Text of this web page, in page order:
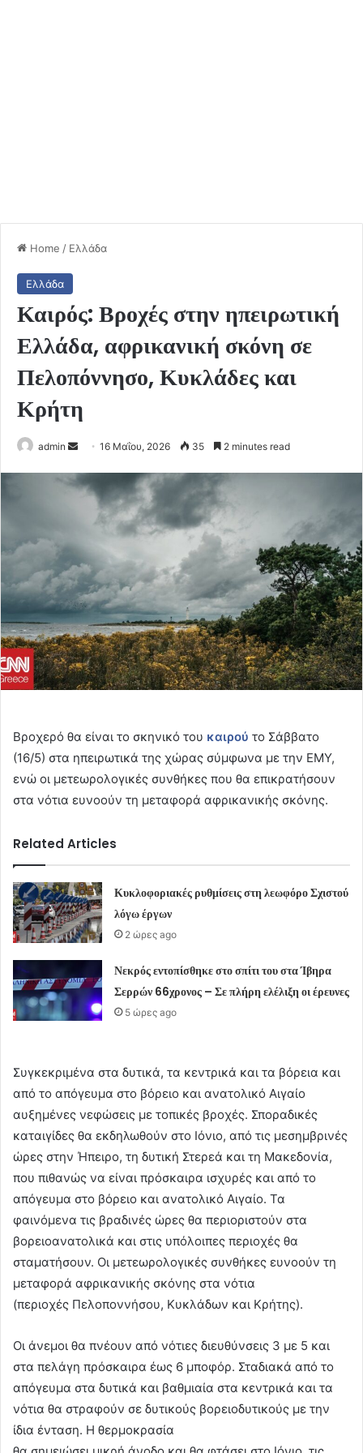
Home / Ελλάδα
Ελλάδα
Καιρός: Βροχές στην ηπειρωτική
Ελλάδα, αφρικανική σκόνη σε
Πελοπόννησο, Κυκλάδες και
Κρήτη
admin
Send
email
16 Μαΐου, 2026 35 2 minutes read
Βροχερό θα είναι το σκηνικό του καιρού το Σάββατο
(16/5) στα ηπειρωτικά της χώρας σύμφωνα με την ΕΜΥ,
ενώ οι μετεωρολογικές συνθήκες που θα επικρατήσουν
στα νότια ευνοούν τη μεταφορά αφρικανικής σκόνης.
Related Articles
Κυκλοφοριακές ρυθμίσεις στη λεωφόρο Σχιστού
λόγω έργων
2 ώρες ago
Νεκρός εντοπίσθηκε στο σπίτι του στα Ίβηρα
Σερρών 66χρονος – Σε πλήρη ελέλιξη οι έρευνες
5 ώρες ago
Συγκεκριμένα στα δυτικά, τα κεντρικά και τα βόρεια και
από το απόγευμα στο βόρειο και ανατολικό Αιγαίο
αυξημένες νεφώσεις με τοπικές βροχές. Σποραδικές
καταιγίδες θα εκδηλωθούν στο Ιόνιο, από τις μεσημβρινές
ώρες στην Ήπειρο, τη δυτική Στερεά και τη Μακεδονία,
που πιθανώς να είναι πρόσκαιρα ισχυρές και από το
απόγευμα στο βόρειο και ανατολικό Αιγαίο. Τα
φαινόμενα τις βραδινές ώρες θα περιοριστούν στα
βορειοανατολικά και στις υπόλοιπες περιοχές θα
σταματήσουν. Οι μετεωρολογικές συνθήκες ευνοούν τη
μεταφορά αφρικανικής σκόνης στα νότια
(περιοχές Πελοποννήσου, Κυκλάδων και Κρήτης).
Οι άνεμοι θα πνέουν από νότιες διευθύνσεις 3 με 5 και
στα πελάγη πρόσκαιρα έως 6 μποφόρ. Σταδιακά από το
απόγευμα στα δυτικά και βαθμιαία στα κεντρικά και τα
νότια θα στραφούν σε δυτικούς βορειοδυτικούς με την
ίδια ένταση. Η θερμοκρασία